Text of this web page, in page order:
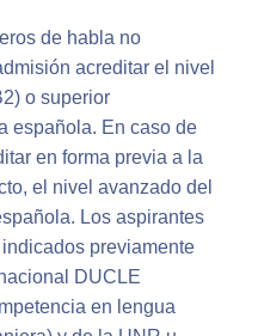
de habla no
acreditar el nivel
o superior
española. En caso de
en forma previa a la
el nivel avanzado del
Los aspirantes
previamente
DUCLE
en lengua